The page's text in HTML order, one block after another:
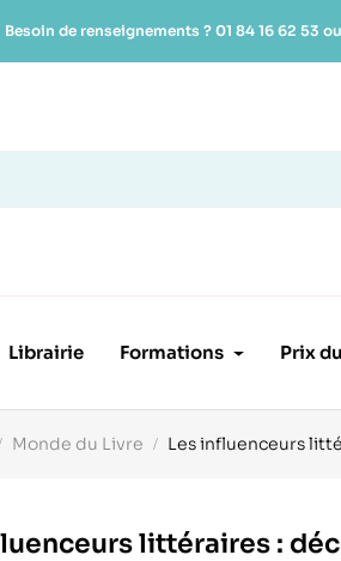
Besoin de renseignements ? 01 84 16 62 53 ou
Librairie Formations Prix
Monde du Livre Les influenceurs
littéraires :